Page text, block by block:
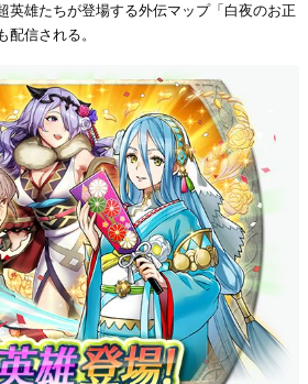
英雄たちが登場する外伝マップ「白夜のお正
配信される。